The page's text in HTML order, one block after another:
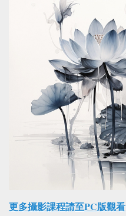
更多攝影課程請至PC版觀看